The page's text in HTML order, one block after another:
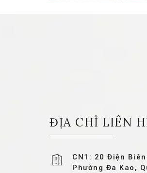
ĐỊA CHỈ LIÊN
CN1: 20 Điện Biên
Phường Đa Kao,